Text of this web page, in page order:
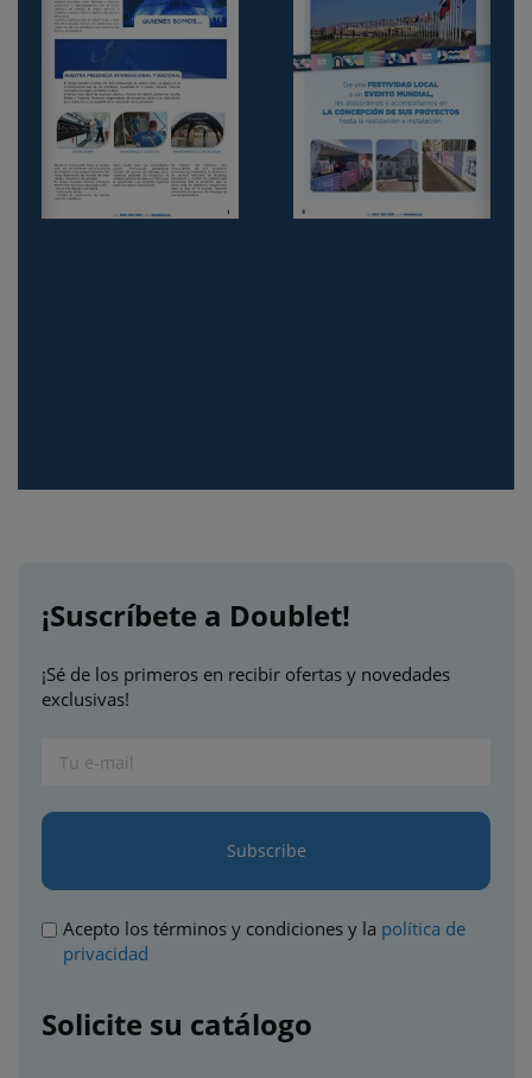
¡Suscríbete a Doublet!
¡Sé de los primeros en recibir ofertas y novedades
exclusivas!
Subscribe
Acepto los términos y condiciones y la política de
privacidad
Solicite su catálogo